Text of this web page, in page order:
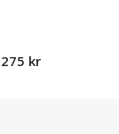
kr